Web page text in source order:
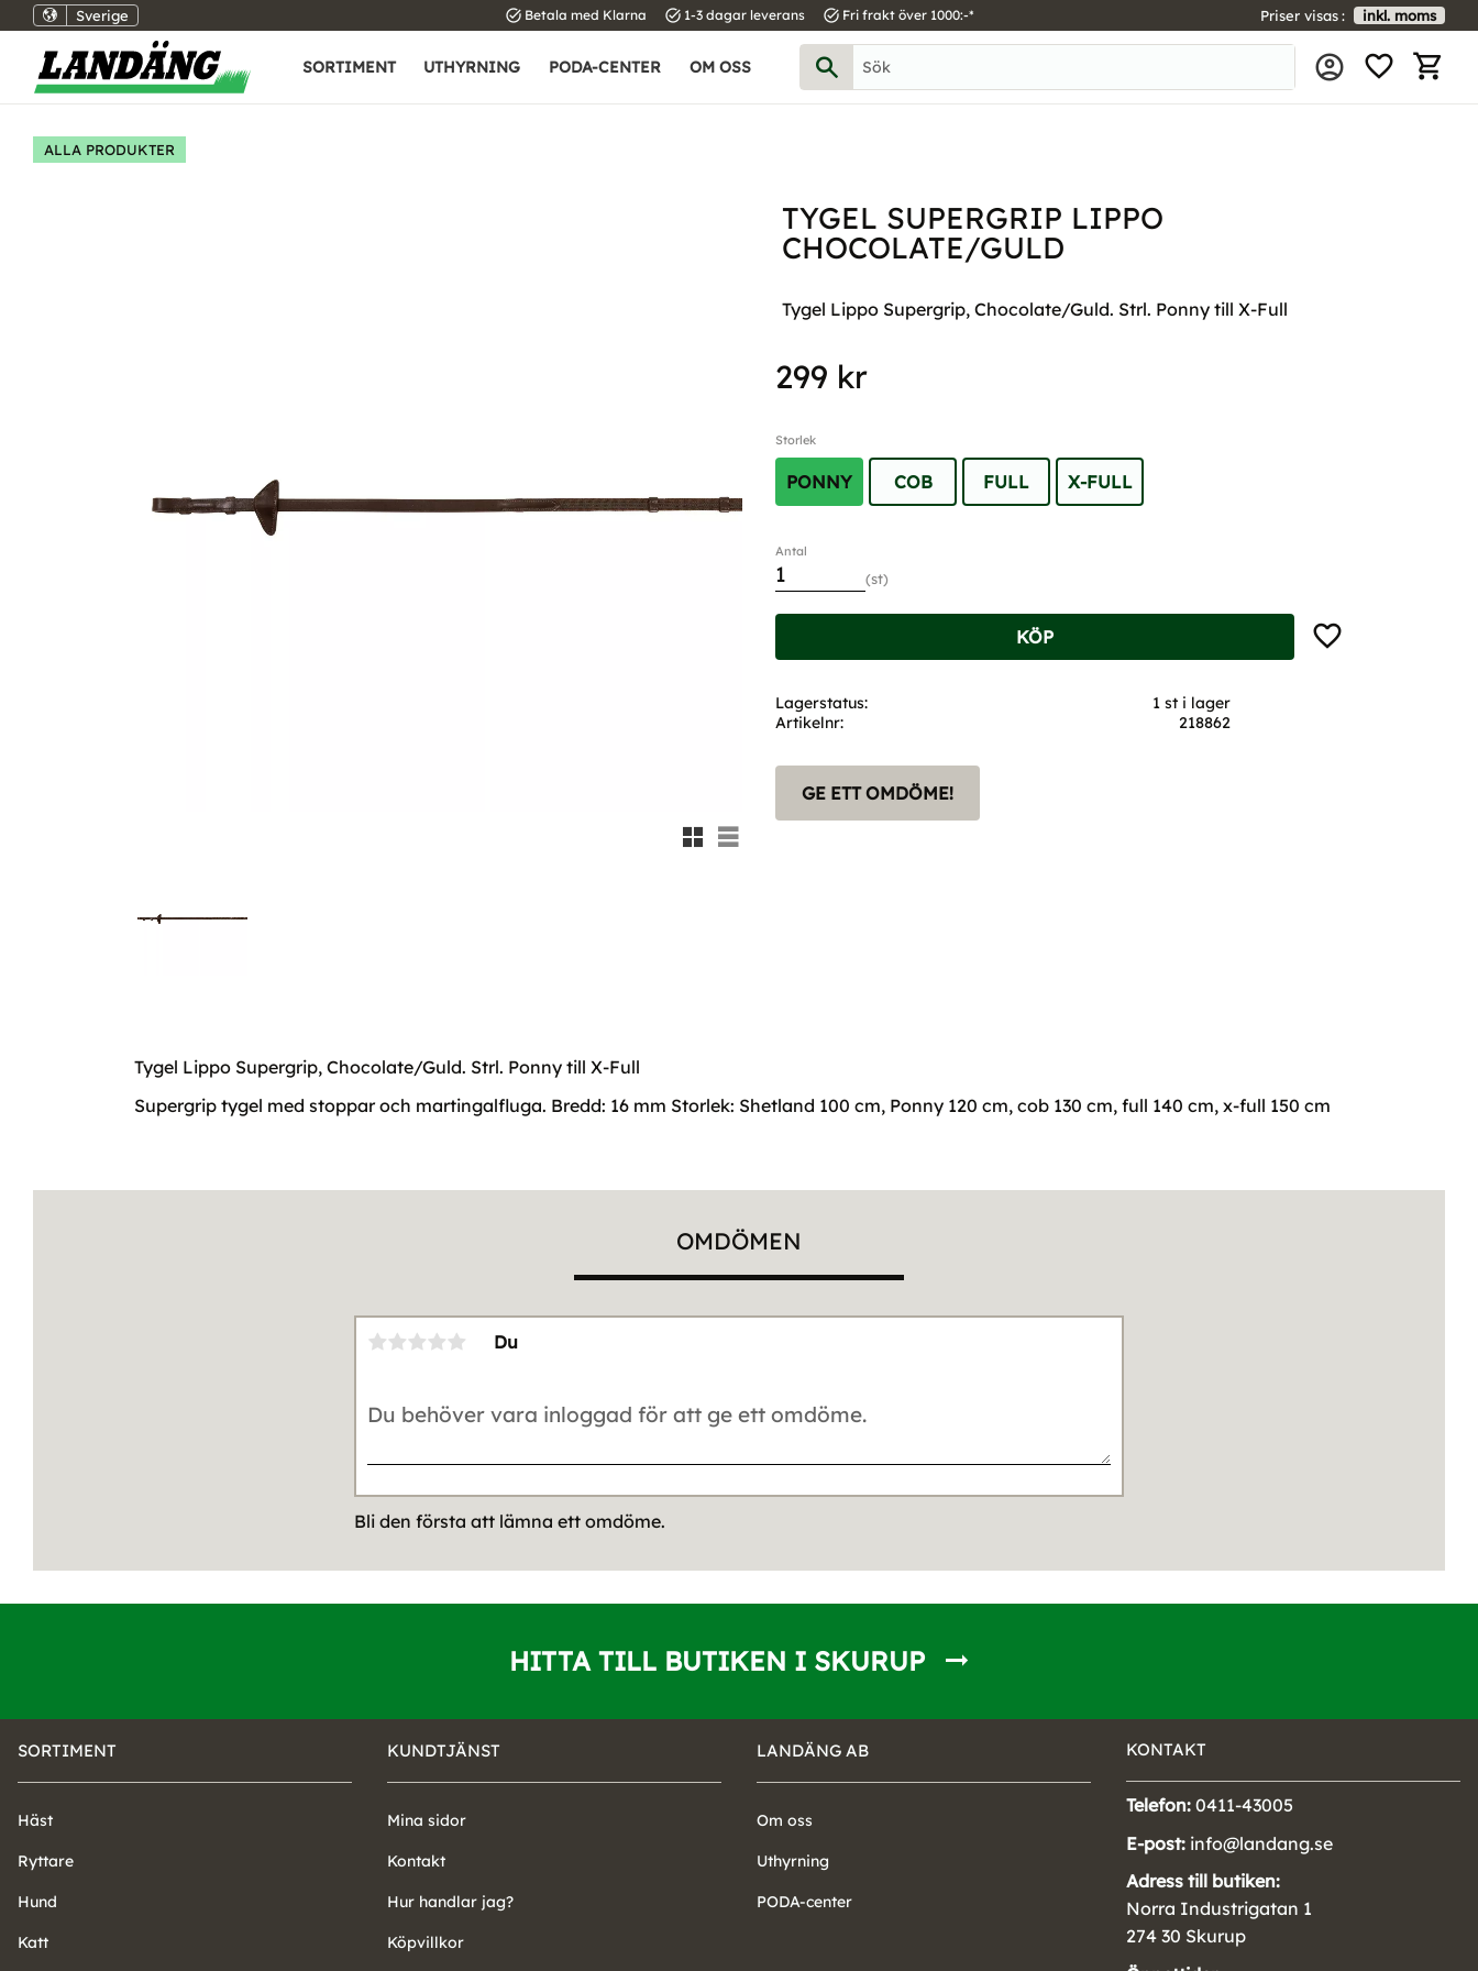
Sverige task_alt Betala med Klarna task_alt 1-3 dagar leverans task_alt Fri frakt över 1000:-* Priser visas inkl. moms
SORTIMENT UTHYRNING PODA-CENTER OM OSS
ALLA PRODUKTER
TYGEL SUPERGRIP LIPPO
CHOCOLATE/GULD
Tygel Lippo Supergrip, Chocolate/Guld. Strl. Ponny till X-Full
Rutnätsvy
Listvy
299 kr
Storlek
PONNY COB FULL X-FULL
Antal
st
KÖP Lägg till i favoriter
Lagerstatus
1 st i lager
Artikelnr
218862
GE ETT OMDÖME!
Tygel Lippo Supergrip, Chocolate/Guld. Strl. Ponny till X-Full
Supergrip tygel med stoppar och martingalfluga. Bredd: 16 mm Storlek: Shetland 100 cm, Ponny 120 cm, cob 130 cm, full 140 cm, x-full 150 cm
OMDÖMEN
Du
Bli den första att lämna ett omdöme.
HITTA TILL BUTIKEN I SKURUP
SORTIMENT
Häst
Ryttare
Hund
Katt
KUNDTJÄNST
Mina sidor
Kontakt
Hur handlar jag?
Köpvillkor
LANDÄNG AB
Om oss
Uthyrning
PODA-center
KONTAKT
Telefon: 0411-43005
E-post: info@landang.se
Adress till butiken:
Norra Industrigatan 1
274 30 Skurup